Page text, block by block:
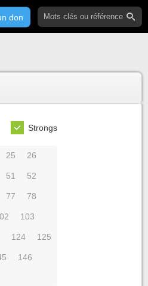
don
Strongs
25 26
51 52
77 78
103
124 125
146